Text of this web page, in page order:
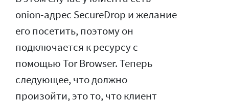
onion-адрес SecureDrop и желание
его посетить, поэтому он
подключается к ресурсу с
помощью Tor Browser. Теперь
следующее, что должно
произойти, это то, что клиент